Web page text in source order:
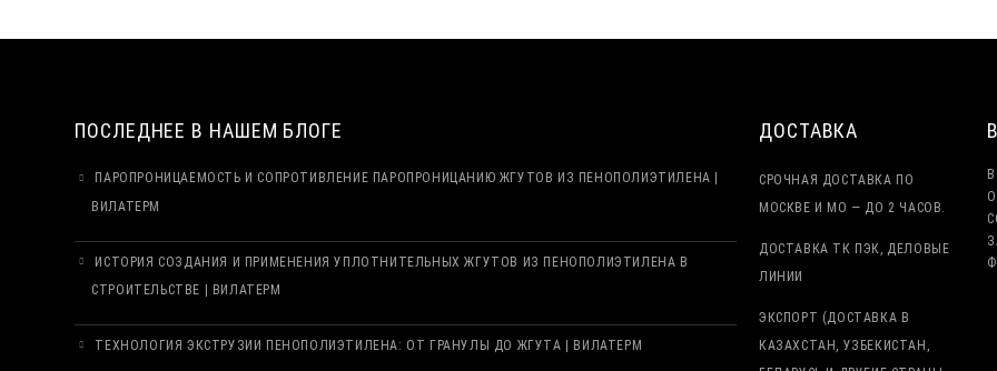
ПОСЛЕДНЕЕ В НАШЕМ БЛОГЕ
ПАРОПРОНИЦАЕМОСТЬ И СОПРОТИВЛЕНИЕ ПАРОПРОНИЦАНИЮ ЖГУТОВ ИЗ ПЕНОПОЛИЭТИЛЕНА |
ВИЛАТЕРМ
ИСТОРИЯ СОЗДАНИЯ И ПРИМЕНЕНИЯ УПЛОТНИТЕЛЬНЫХ ЖГУТОВ ИЗ ПЕНОПОЛИЭТИЛЕНА В
СТРОИТЕЛЬСТВЕ | ВИЛАТЕРМ
ТЕХНОЛОГИЯ ЭКСТРУЗИИ ПЕНОПОЛИЭТИЛЕНА: ОТ ГРАНУЛЫ ДО ЖГУТА | ВИЛАТЕРМ
ДОСТАВКА
СРОЧНАЯ ДОСТАВКА ПО
МОСКВЕ И МО — ДО 2 ЧАСОВ.
ДОСТАВКА ТК ПЭК, ДЕЛОВЫЕ
ЛИНИИ
ЭКСПОРТ (ДОСТАВКА В
КАЗАХСТАН, УЗБЕКИСТАН,